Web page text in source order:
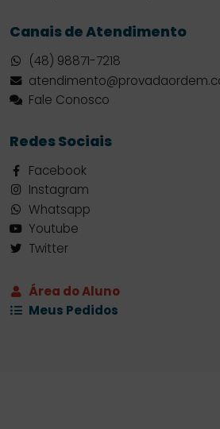
Canais de Atendimento
(48) 98871-7218
Fale Conosco
Redes Sociais
Facebook
Instagram
Whatsapp
Youtube
Twitter
Área do Aluno
Meus Pedidos